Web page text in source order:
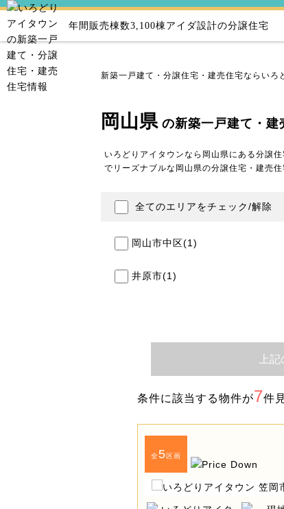
年間販売棟数3,100棟アイダ設計の分譲住宅
新築一戸建て・分譲住宅・建売住宅ならいろ
岡山県 の新築一戸建て・建
いろどりアイタウンなら岡山県にある分譲
でリーズナブルな岡山県の分譲住宅・建売
全てのエリアをチェック/解除
岡山市中区(1)
井原市(1)
上
条件に該当する物件が7件
全5区画